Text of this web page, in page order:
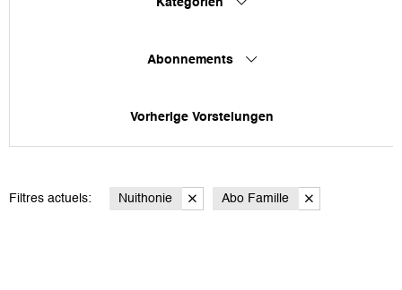
Kategorien
Abonnements
Vorherige Vorstelungen
Filtres actuels: Nuithonie Abo Famille